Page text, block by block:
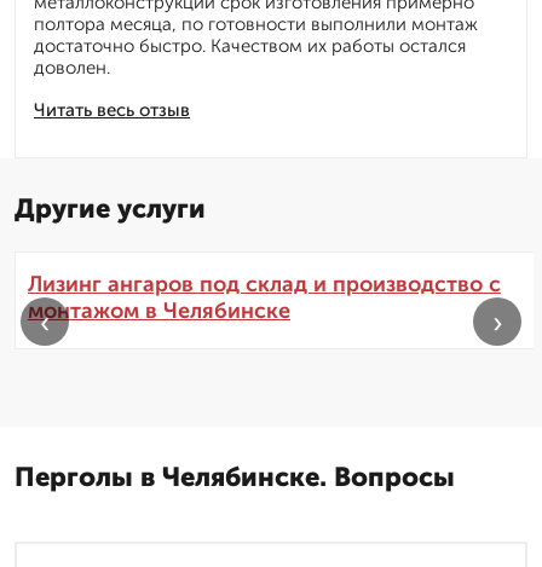
Читать весь отзыв
полтора месяца, по готовности выполнили монтаж
достаточно быстро. Качеством их работы остался
доволен.
Другие услуги
Лизинг ангаров под склад и производство с
монтажом в Челябинске
‹ ›
Перголы в Челябинске. Вопросы